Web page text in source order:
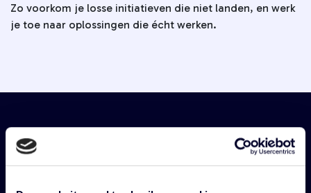
Zo voorkom je losse initiatieven die niet landen, en werk
je toe naar oplossingen die écht werken.